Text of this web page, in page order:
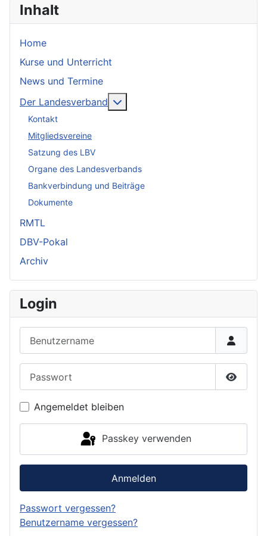
Inhalt
Home
Kurse und Unterricht
News und Termine
Der Landesverband
Kontakt
Mitgliedsvereine
Satzung des LBV
Organe des Landesverbands
Bankverbindung und Beiträge
Dokumente
RMTL
DBV-Pokal
Archiv
Login
Angemeldet bleiben
Passkey verwenden
Anmelden
Passwort vergessen?
Benutzername vergessen?